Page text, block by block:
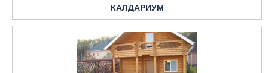
КАЛДАРИУМ